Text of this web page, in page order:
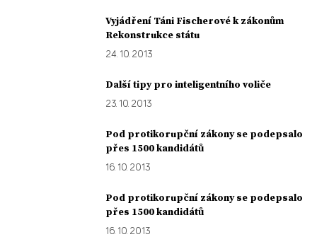
Vyjádření Táni Fischerové k zákonům
Rekonstrukce státu
24. 10. 2013
Další tipy pro inteligentního voliče
23. 10. 2013
Pod protikorupční zákony se podepsalo
přes 1500 kandidátů
16. 10. 2013
Pod protikorupční zákony se podepsalo
přes 1500 kandidátů
16. 10. 2013